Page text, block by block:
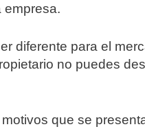
empresa.
diferente para el
no puedes
que se